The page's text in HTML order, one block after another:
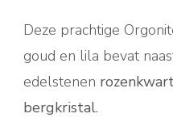
Deze prachtige
goud en lila bevat
edelstenen
bergkristal.